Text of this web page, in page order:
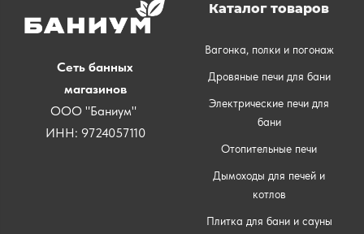
Сеть банных
магазинов
ООО "Баниум"
ИНН: 9724057110
Каталог товаров
Вагонка, полки и погонаж
Дровяные печи для бани
Электрические печи для
бани
Отопительные печи
Дымоходы для печей и
котлов
Плитка для бани и сауны